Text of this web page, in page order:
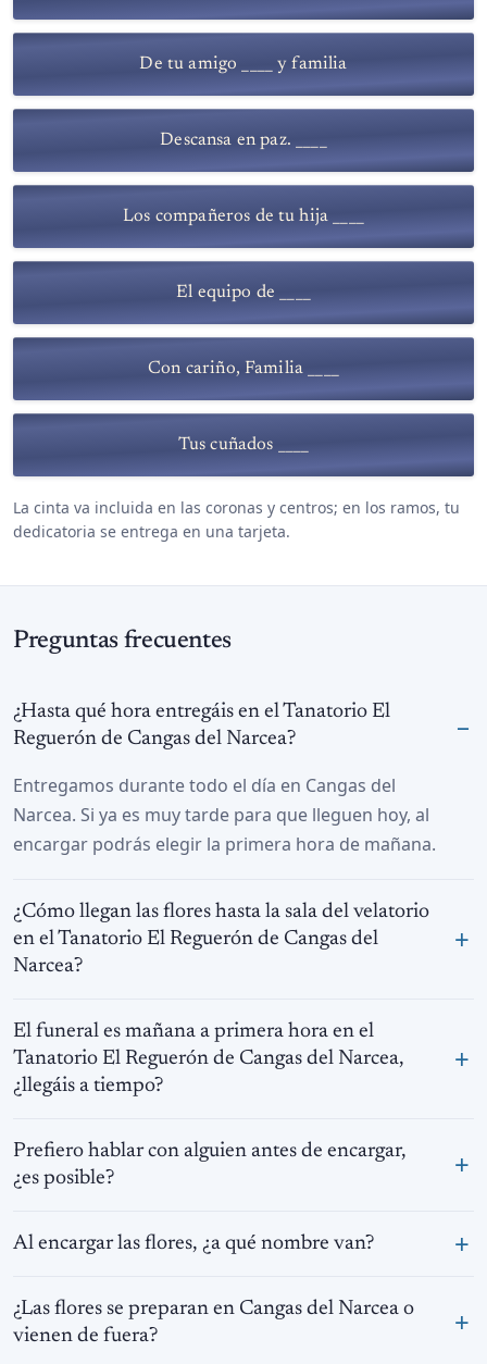
De tu amigo ____ y familia
Descansa en paz. ____
Los compañeros de tu hija ____
El equipo de ____
Con cariño, Familia ____
Tus cuñados ____
La cinta va incluida en las coronas y centros; en los ramos, tu
dedicatoria se entrega en una tarjeta.
Preguntas frecuentes
¿Hasta qué hora entregáis en el Tanatorio El
Reguerón de Cangas del Narcea?
Entregamos durante todo el día en Cangas del
Narcea. Si ya es muy tarde para que lleguen hoy, al
encargar podrás elegir la primera hora de mañana.
¿Cómo llegan las flores hasta la sala del velatorio
en el Tanatorio El Reguerón de Cangas del
Narcea?
El funeral es mañana a primera hora en el
Tanatorio El Reguerón de Cangas del Narcea,
¿llegáis a tiempo?
Prefiero hablar con alguien antes de encargar,
¿es posible?
Al encargar las flores, ¿a qué nombre van?
¿Las flores se preparan en Cangas del Narcea o
vienen de fuera?